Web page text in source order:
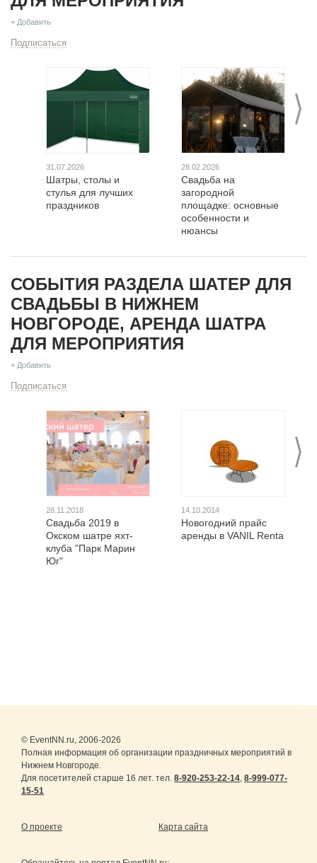
+ Добавить
Подписаться
>
31.07.2026
Шатры, столы и
стулья для лучших
праздников
28.02.2026
Свадьба на
загородной
площадке: основные
особенности и
нюансы
СОБЫТИЯ РАЗДЕЛА ШАТЕР ДЛЯ
СВАДЬБЫ В НИЖНЕМ
НОВГОРОДЕ, АРЕНДА ШАТРА
ДЛЯ МЕРОПРИЯТИЯ
+ Добавить
Подписаться
>
28.11.2018
Свадьба 2019 в
Окском шатре яхт-
клуба "Парк Марин
Юг"
14.10.2014
Новогодний прайс
аренды в VANIL Renta
© EventNN.ru, 2006-2026
Полная информация об организации праздничных мероприятий в
Нижнем Новгороде.
Для посетителей старше 16 лет. тел. 8-920-253-22-14, 8-999-077-
15-51
О проекте Карта сайта